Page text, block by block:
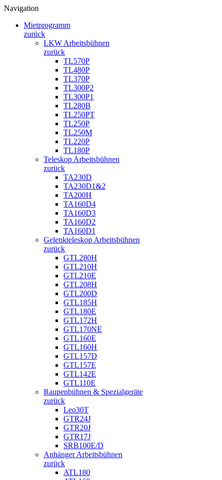
Navigation
Mietprogramm
zurück
LKW Arbeitsbühnen
zurück
TL570P
TL480P
TL370P
TL300P2
TL300P1
TL280B
TL250PT
TL250P
TL250M
TL220P
TL180P
Teleskop Arbeitsbühnen
zurück
TA230D
TA230D1&2
TA200H
TA160D4
TA160D3
TA160D2
TA160D1
Gelenkteleskop Arbeitsbühnen
zurück
GTL280H
GTL210H
GTL210E
GTL208H
GTL200D
GTL185H
GTL180E
GTL172H
GTL170NE
GTL160E
GTL160H
GTL157D
GTL157E
GTL142E
GTL110E
Raupenbühnen & Spezialgeräte
zurück
Leo30T
GTR24J
GTR20J
GTR17J
SRB100E/D
Anhänger Arbeitsbühnen
zurück
ATL180